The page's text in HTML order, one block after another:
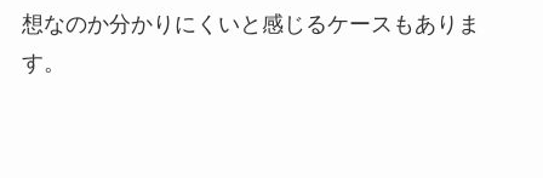
想なのか分かりにくいと感じるケースもありま
す。